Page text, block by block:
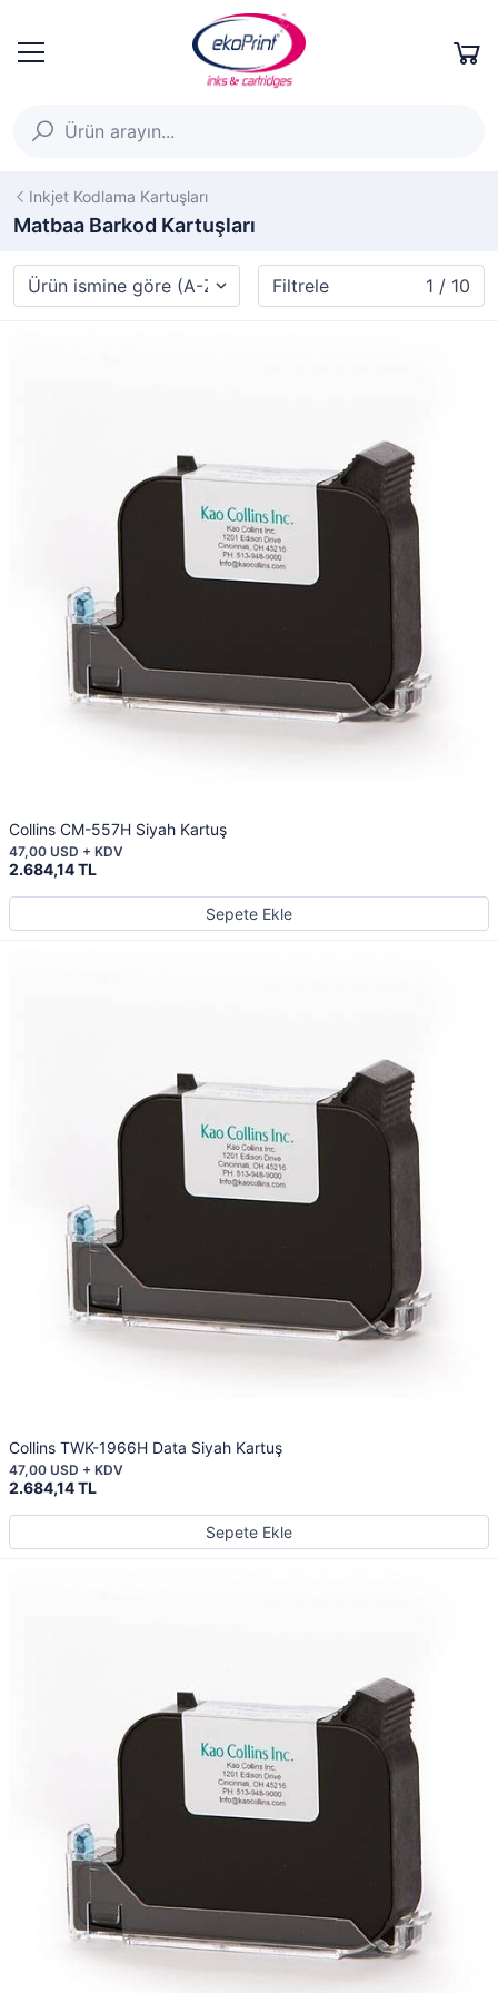
Inkjet Kodlama Kartuşları
Matbaa Barkod Kartuşları
Filtrele 1 / 10
Collins CM-557H Siyah Kartuş
2.684,14 TL
47,00 USD + KDV
Sepete Ekle
Collins TWK-1966H Data Siyah Kartuş
2.684,14 TL
47,00 USD + KDV
Sepete Ekle